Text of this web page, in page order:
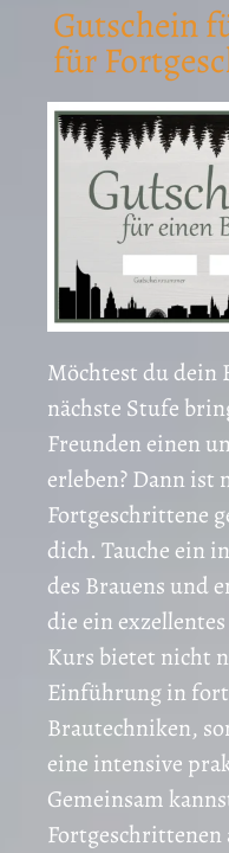
Gutschein
für
Möchtest du dein
nächste Stufe
Freunden einen
erleben? Dann
Fortgeschrittene
dich. Tauche ein
des Brauens und
die ein
Kurs bietet nicht
Einführung in
Brautechniken,
eine intensive
Gemeinsam
Fortgeschrittenen